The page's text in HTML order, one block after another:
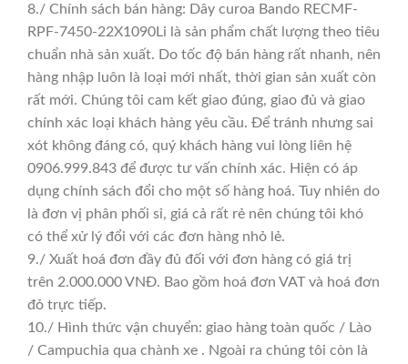
8./ Chính sách bán hàng: Dây curoa Bando RECMF-
RPF-7450-22X1090Li là sản phẩm chất lượng theo tiêu
chuẩn nhà sản xuất. Do tốc độ bán hàng rất nhanh, nên
hàng nhập luôn là loại mới nhất, thời gian sản xuất còn
rất mới. Chúng tôi cam kết giao đúng, giao đủ và giao
chính xác loại khách hàng yêu cầu. Để tránh nhưng sai
xót không đáng có, quý khách hàng vui lòng liên hệ
0906.999.843 để được tư vấn chính xác. Hiện có áp
dụng chính sách đổi cho một số hàng hoá. Tuy nhiên do
là đơn vị phân phối sỉ, giá cả rất rẻ nên chúng tôi khó
có thể xử lý đổi với các đơn hàng nhỏ lẻ.
9./ Xuất hoá đơn đầy đủ đối với đơn hàng có giá trị
trên 2.000.000 VNĐ. Bao gồm hoá đơn VAT và hoá đơn
đỏ trực tiếp.
10./ Hình thức vận chuyển: giao hàng toàn quốc / Lào
/ Campuchia qua chành xe . Ngoài ra chúng tôi còn là